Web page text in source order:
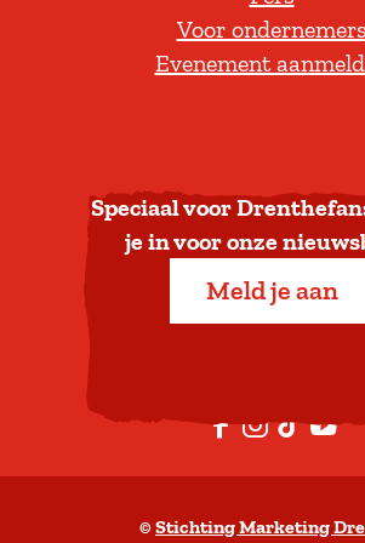
e
r
a
a
b
n
Voor ondernemers
Evenement
Speciaal voor
je in voor onze
Meld je aan
F
a
I
n
T
i
Y
o
© Stichting Marketing